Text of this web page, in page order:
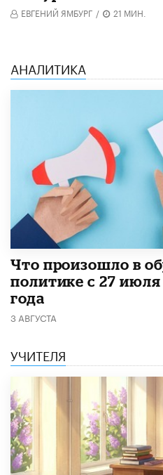
ЕВГЕНИЙ ЯМБУРГ / 21 МИН.
АНАЛИТИКА
​Что произошло в
политике с 27 июля
года
3 АВГУСТА
УЧИТЕЛЯ